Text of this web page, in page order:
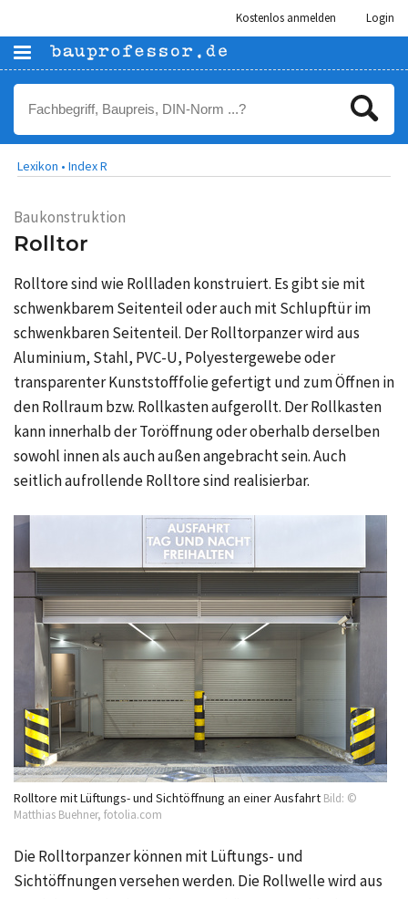
Kostenlos anmelden Login
Lexikon • Index R
Baukonstruktion
Rolltor
Rolltore sind wie Rollladen konstruiert. Es gibt sie mit
schwenkbarem Seitenteil oder auch mit Schlupftür im
schwenkbaren Seitenteil. Der Rolltorpanzer wird aus
Aluminium, Stahl, PVC-U, Polyestergewebe oder
transparenter Kunststofffolie gefertigt und zum Öffnen in
den Rollraum bzw. Rollkasten aufgerollt. Der Rollkasten
kann innerhalb der Toröffnung oder oberhalb derselben
sowohl innen als auch außen angebracht sein. Auch
seitlich aufrollende Rolltore sind realisierbar.
Rolltore mit Lüftungs- und Sichtöffnung an einer Ausfahrt Bild: ©
Matthias Buehner, fotolia.com
Die Rolltorpanzer können mit Lüftungs- und
Sichtöffnungen versehen werden. Die Rollwelle wird aus